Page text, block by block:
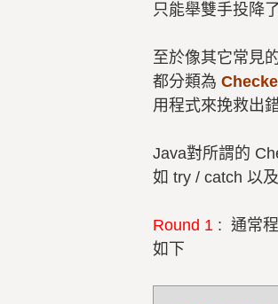
只能舉雙手投降
至於像其它常見
都分類為
用程式來挽救出
Java對所謂的
如 try / catch 以
Round 1 : 通常
如下